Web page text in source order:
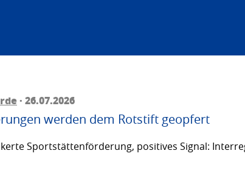
· 26.07.2026
werden dem Rotstift geopfert
Sportstättenförderung, positives Signal: